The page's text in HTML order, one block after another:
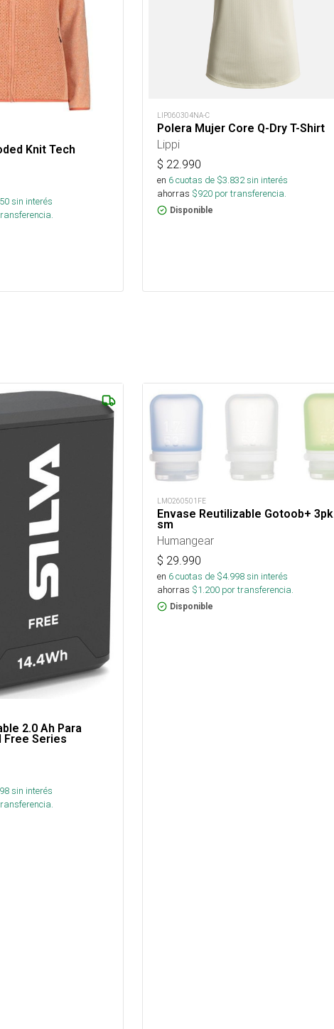
Knit Tech
sin interés
LIP060304NA-C
Polera Mujer Core Q-Dry T-Shirt
Lippi
$ 22.990
en 6cuotas de $3.832sin interés
ahorras $920 por transferencia.
Disponible
2.0 Ah Para
Free Series
sin interés
LMO260501FE
Envase Reutilizable Gotoob+ 3pk
sm
Humangear
$ 29.990
en 6cuotas de $4.998sin interés
ahorras $1.200 por transferencia.
Disponible